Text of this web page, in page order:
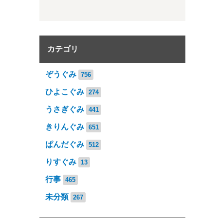
カテゴリ
ぞうぐみ 756
ひよこぐみ 274
うさぎぐみ 441
きりんぐみ 651
ぱんだぐみ 512
りすぐみ 13
行事 465
未分類 267